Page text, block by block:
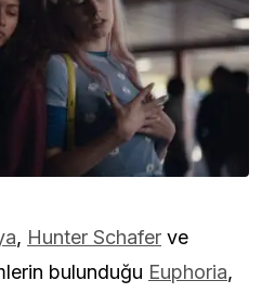
, Hunter Schafer ve
bulunduğu Euphoria,